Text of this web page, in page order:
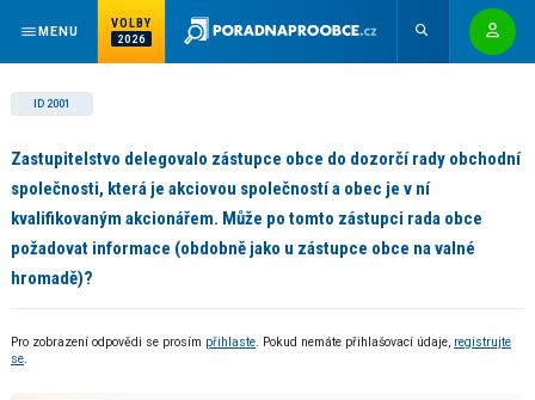
MENU
VOLBY
2026
ID 2001
Zastupitelstvo delegovalo zástupce obce do dozorčí rady obchodní
společnosti, která je akciovou společností a obec je v ní
kvalifikovaným akcionářem. Může po tomto zástupci rada obce
požadovat informace (obdobně jako u zástupce obce na valné
hromadě)?
Pro zobrazení odpovědi se prosím přihlaste. Pokud nemáte přihlašovací údaje, registrujte
se.